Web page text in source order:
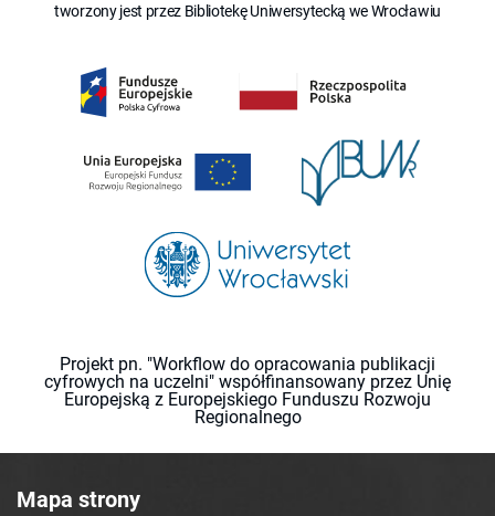
tworzony jest przez Bibliotekę Uniwersytecką we Wrocławiu
Projekt pn. "Workflow do opracowania publikacji
cyfrowych na uczelni" współfinansowany przez Unię
Europejską z Europejskiego Funduszu Rozwoju
Regionalnego
Mapa strony